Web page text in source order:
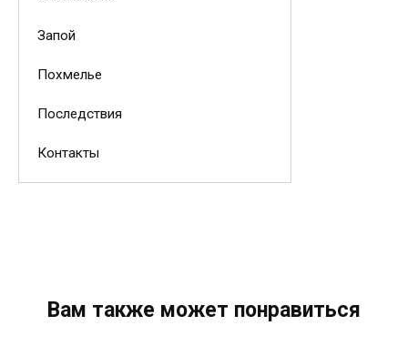
Запой
Похмелье
Последствия
Контакты
Вам также может понравиться